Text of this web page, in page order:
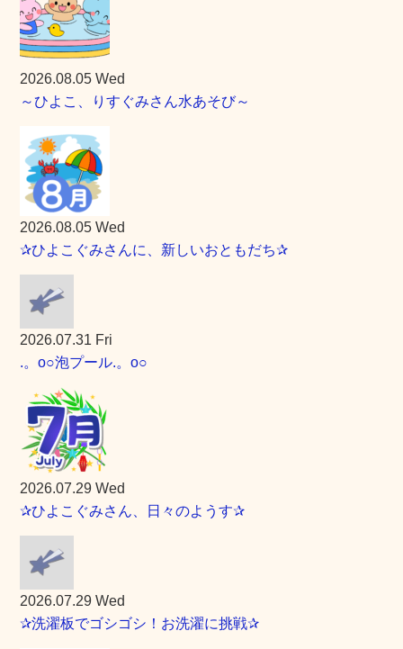
2026.08.05 Wed
～ひよこ、りすぐみさん水あそび～
2026.08.05 Wed
✰ひよこぐみさんに、新しいおともだち✰
2026.07.31 Fri
.。o○泡プール.。o○
2026.07.29 Wed
✰ひよこぐみさん、日々のようす✰
2026.07.29 Wed
✰洗濯板でゴシゴシ！お洗濯に挑戦✰